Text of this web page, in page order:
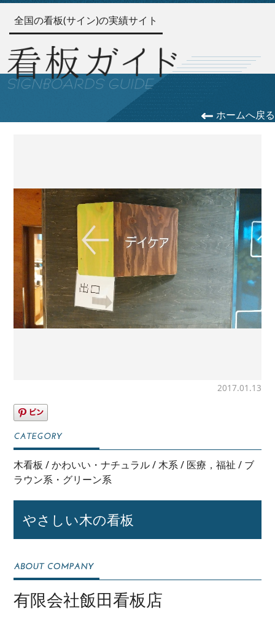
全国の看板(サイン)の実績サイト
ホームへ戻る
2017.01.13
木看板 /かわいい・ナチュラル/木系/ 医療，福祉 / ブ
ラウン系・グリーン系
やさしい木の看板
有限会社飯田看板店